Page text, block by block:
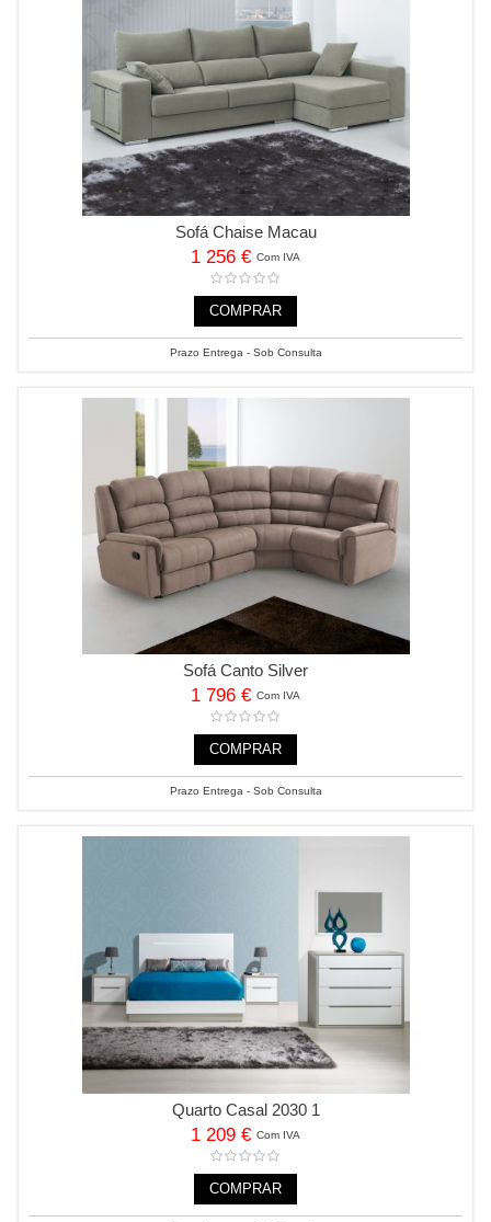
Sofá Chaise Macau
1 256 € Com IVA
COMPRAR
Prazo Entrega - Sob Consulta
Sofá Canto Silver
1 796 € Com IVA
COMPRAR
Prazo Entrega - Sob Consulta
Quarto Casal 2030 1
1 209 € Com IVA
COMPRAR